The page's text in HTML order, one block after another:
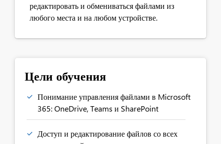
редактировать и обмениваться файлами из
любого места и на любом устройстве.​
Цели обучения
Понимание управления файлами в Microsoft
365: OneDrive, Teams и SharePoint​
Доступ и редактирование файлов со всех